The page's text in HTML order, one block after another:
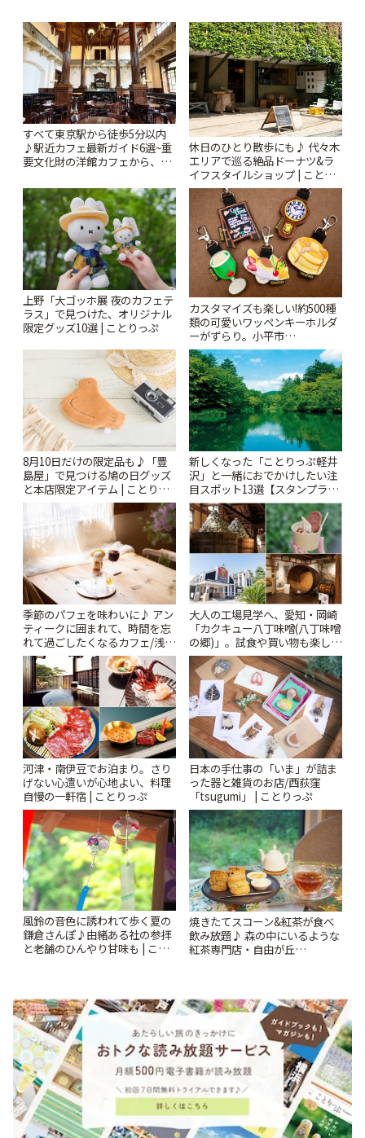
すべて東京駅から徒歩5分以内
♪駅近カフェ最新ガイド6選~重
要文化財の洋館カフェから、改
りっぷ
休日のひとり散歩にも♪ 代々木
エリアで巡る絶品ドーナツ&ラ
イフスタイルショップ | ことり
っぷ
上野「大ゴッホ展 夜のカフェテ
ラス」で見つけた、オリジナル
限定グッズ10選 | ことりっぷ
カスタマイズも楽しい!約500種
類の可愛いワッペンキーホルダ
ーがずらり。小平市
「Kimamaya T&K」 | ことりっ
ぷ
8月10日だけの限定品も♪「豊
島屋」で見つける鳩の日グッズ
と本店限定アイテム | ことりっ
ぷ
新しくなった「ことりっぷ軽井
沢」と一緒におでかけしたい注
目スポット13選【スタンプラリ
ー開催中】 | ことりっぷ
季節のパフェを味わいに♪ アン
ティークに囲まれて、時間を忘
れて過ごしたくなるカフェ/浅草
「annorum cafe」 | ことりっぷ
大人の工場見学へ、愛知・岡崎
「カクキュー八丁味噌(八丁味噌
の郷)」。試食や買い物も楽しみ
♪ | ことりっぷ
河津・南伊豆でお泊まり。さり
げない心遣いが心地よい、料理
自慢の一軒宿 | ことりっぷ
日本の手仕事の「いま」が詰ま
った器と雑貨のお店/西荻窪
「tsugumi」 | ことりっぷ
風鈴の音色に誘われて歩く夏の
鎌倉さんぽ♪由緒ある社の参拝
と老舗のひんやり甘味も | こと
焼きたてスコーン&紅茶が食べ
飲み放題♪ 森の中にいるような
紅茶専門店・自由が丘